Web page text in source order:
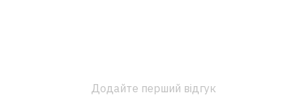
Додайте перший відгук